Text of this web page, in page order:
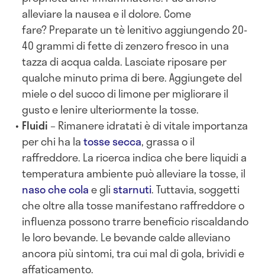
alleviare la nausea e il dolore. Come
fare? Preparate un tè lenitivo aggiungendo 20-
40 grammi di fette di zenzero fresco in una
tazza di acqua calda. Lasciate riposare per
qualche minuto prima di bere. Aggiungete del
miele o del succo di limone per migliorare il
gusto e lenire ulteriormente la tosse.
Fluidi – Rimanere idratati è di vitale importanza
per chi ha latosse secca, grassa o il
raffreddore. La ricerca indica che bere liquidi a
temperatura ambiente può alleviare la tosse, il
naso che colae gli starnuti. Tuttavia, soggetti
che oltre alla tosse manifestano raffreddore o
influenza possono trarre beneficio riscaldando
le loro bevande. Le bevande calde alleviano
ancora più sintomi, tra cui mal di gola, brividi e
affaticamento.